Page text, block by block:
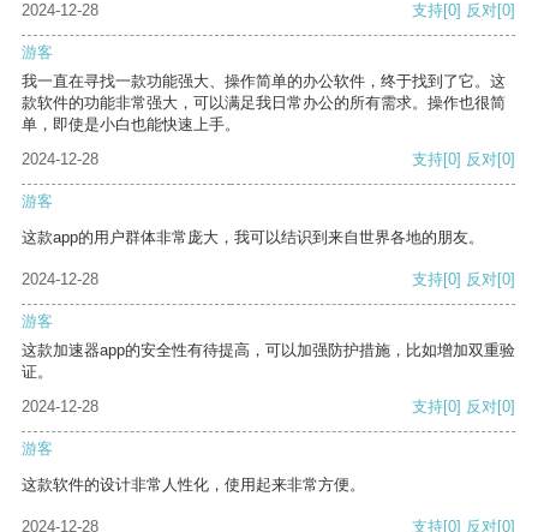
2024-12-28 支持[0] 反对[0]
游客
我一直在寻找一款功能强大、操作简单的办公软件，终于找到了它。这
款软件的功能非常强大，可以满足我日常办公的所有需求。操作也很简
单，即使是小白也能快速上手。
2024-12-28
支持[0] 反对[0]
游客
这款app的用户群体非常庞大，我可以结识到来自世界各地的朋友。
2024-12-28 支持[0] 反对[0]
游客
这款加速器app的安全性有待提高，可以加强防护措施，比如增加双重验
证。
2024-12-28
支持[0] 反对[0]
游客
这款软件的设计非常人性化，使用起来非常方便。
2024-12-28 支持[0] 反对[0]